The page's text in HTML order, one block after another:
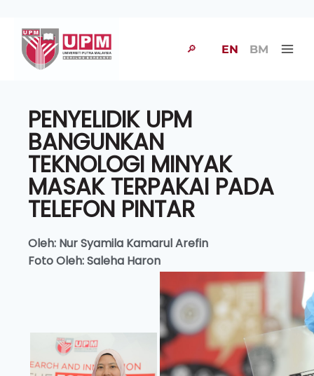
🔎 EN BM
PENYELIDIK UPM
BANGUNKAN
TEKNOLOGI MINYAK
MASAK TERPAKAI PADA
TELEFON PINTAR
Oleh: Nur Syamila Kamarul Arefin
Foto Oleh: Saleha Haron